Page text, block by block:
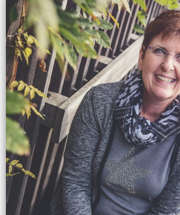
073-6927777
l.stam@banning.nl
www.banning.nl